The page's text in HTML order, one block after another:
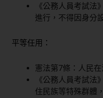
《公務人員考試法
進行，不得因身分
平等任用：
憲法第7條：人民
《公務人員考試法
住民族等特殊群體